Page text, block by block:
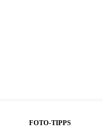
FOTO-TIPPS